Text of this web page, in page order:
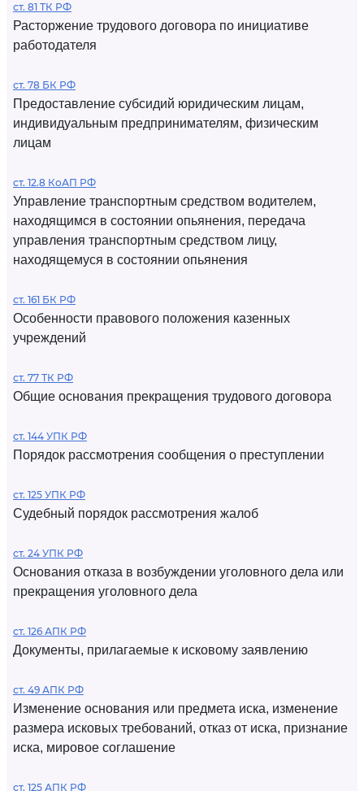
ст. 81 ТК РФ
Расторжение трудового договора по инициативе
работодателя
ст. 78 БК РФ
Предоставление субсидий юридическим лицам,
индивидуальным предпринимателям, физическим
лицам
ст. 12.8 КоАП РФ
Управление транспортным средством водителем,
находящимся в состоянии опьянения, передача
управления транспортным средством лицу,
находящемуся в состоянии опьянения
ст. 161 БК РФ
Особенности правового положения казенных
учреждений
ст. 77 ТК РФ
Общие основания прекращения трудового договора
ст. 144 УПК РФ
Порядок рассмотрения сообщения о преступлении
ст. 125 УПК РФ
Судебный порядок рассмотрения жалоб
ст. 24 УПК РФ
Основания отказа в возбуждении уголовного дела или
прекращения уголовного дела
ст. 126 АПК РФ
Документы, прилагаемые к исковому заявлению
ст. 49 АПК РФ
Изменение основания или предмета иска, изменение
размера исковых требований, отказ от иска, признание
иска, мировое соглашение
ст. 125 АПК РФ